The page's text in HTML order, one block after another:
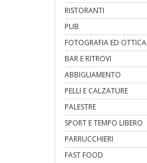
RISTORANTI
PUB
FOTOGRAFIA ED OTTICA
BAR E RITROVI
ABBIGLIAMENTO
PELLI E CALZATURE
PALESTRE
SPORT E TEMPO LIBERO
PARRUCCHIERI
FAST FOOD